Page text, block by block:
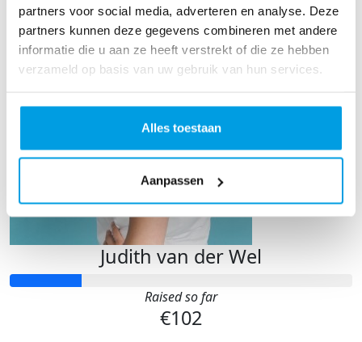
partners voor social media, adverteren en analyse. Deze
partners kunnen deze gegevens combineren met andere
informatie die u aan ze heeft verstrekt of die ze hebben
verzameld op basis van uw gebruik van hun services.
Alles toestaan
Aanpassen
Judith van der Wel
Raised so far
€102